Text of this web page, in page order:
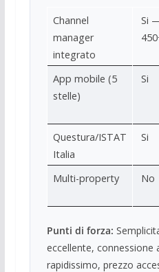
Channel
manager
integrato
Si
App mobile (5
stelle)
Si
Questura/ISTAT
Italia
Si
Multi-property No
Punti di forza:
eccellente, connessione
rapidissimo, prezzo